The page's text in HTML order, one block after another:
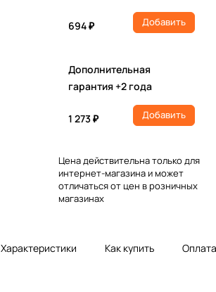
694 ₽ Добавить
Дополнительная
гарантия +2 года
1 273 ₽ Добавить
Цена действительна только для
интернет-магазина и может
отличаться от цен в розничных
магазинах
Характеристики Как купить Оплата